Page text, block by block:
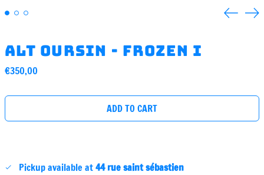
Previous
ALT Oursin - Frozen I
Regular
€350,00
ADD TO CART
Pickup available at44 rue saint sébastien